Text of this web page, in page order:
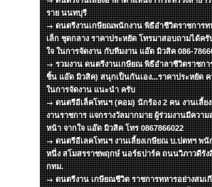
ราย นนทบุรี
ดนตรีงานเกษียณพนักงาน พิธีอำชีวิตราชการ
เล็ก ชุดกลาง ราคาประหยัด โทรมาสอบถามได้ค
ใจ ในการจัดงาน กับทีมงาน แอ๊ด มิวสิค 086-
รวมงาน ดนตรีงานเกษียณ พิธีอำลาชีวิตราชกา
ชิ้น แอ๊ด มิวสิค) สนุกเป็นกันเอง...ราคาประหยัด
ในการจัดงาน แนะนำ ครับ
ดนตรีอีเล็คโทนฯ (คอม) นักร้อง 2 คน งานเลี้ย
งานราชการ แจกรางวัลมากมาย ผู้ร่วมงานมีควา
หน้า จากใจ แอ๊ด มิวสิค โทร 0867866022
ดนตรีอีเลคโทนฯ งานเลี้ยงเกษียณ บ.ปตทฯ พนั
หนึ่ง สโมสรราชพฤกษ์ นอร์ธปาร์ค ถนนวิภาวดีรั
กทม.
ดนตรีงาน เกษียณชีวิต ราชการทหารอย่างสมเ